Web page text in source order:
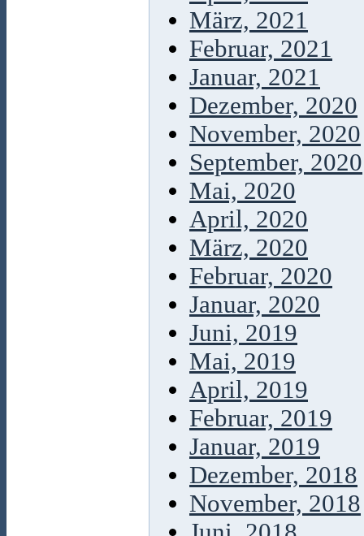
März, 2021
Februar, 2021
Januar, 2021
Dezember, 2020
November, 2020
September, 2020
Mai, 2020
April, 2020
März, 2020
Februar, 2020
Januar, 2020
Juni, 2019
Mai, 2019
April, 2019
Februar, 2019
Januar, 2019
Dezember, 2018
November, 2018